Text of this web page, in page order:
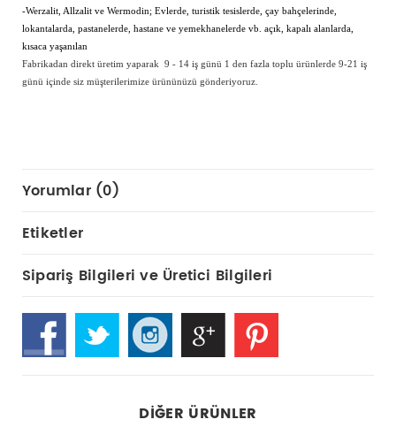
-Werzalit, Allzalit ve Wermodin; Evlerde, turistik tesislerde, çay bahçelerinde,
lokantalarda, pastanelerde, hastane ve yemekhanelerde vb. açık, kapalı alanlarda,
kısaca yaşanılan
Fabrikadan direkt üretim yaparak 9 - 14 iş günü 1 den fazla toplu ürünlerde 9-21 iş
günü içinde siz müşterilerimize ürününüzü gönderiyoruz.
Yorumlar (0)
Etiketler
Sipariş Bilgileri ve Üretici Bilgileri
DIĞER ÜRÜNLER